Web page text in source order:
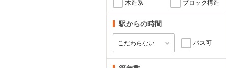
木造系 ブロック構造
駅からの時間
バス可